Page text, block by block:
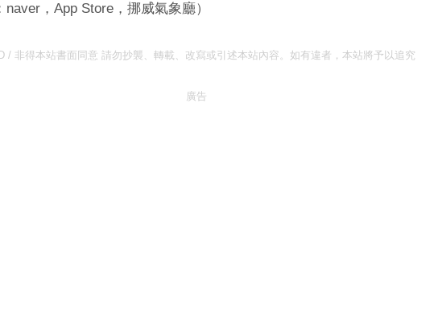
naver，App Store，挪威氣象廳）
/ 非得本站書面同意 請勿抄襲、轉載、改寫或引述本站內容。如有違者，本站將予以追究
廣告